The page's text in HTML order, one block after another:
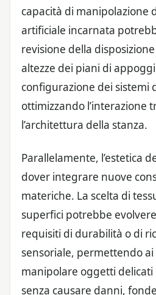
capacità di manipolazione
artificiale incarnata
revisione della
altezze dei piani di
configurazione dei sistemi
ottimizzando l’interazione
l’architettura della stanza.
Parallelamente, l’estetica
dover integrare nuove
materiche. La scelta di
superfici potrebbe
requisiti di durabilità o di
sensoriale, permettendo
manipolare oggetti delicati
senza causare danni,